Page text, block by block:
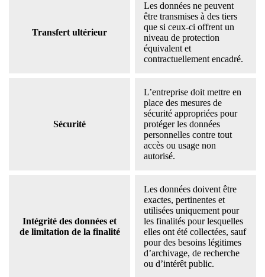
Transfert ultérieur
Les données ne peuvent
être transmises à des tiers
que si ceux-ci offrent un
niveau de protection
équivalent et
contractuellement encadré.
Sécurité
L’entreprise doit mettre en
place des mesures de
sécurité appropriées pour
protéger les données
personnelles contre tout
accès ou usage non
autorisé.
Intégrité des données et
de limitation de la finalité
Les données doivent être
exactes, pertinentes et
utilisées uniquement pour
les finalités pour lesquelles
elles ont été collectées, sauf
pour des besoins légitimes
d’archivage, de recherche
ou d’intérêt public.